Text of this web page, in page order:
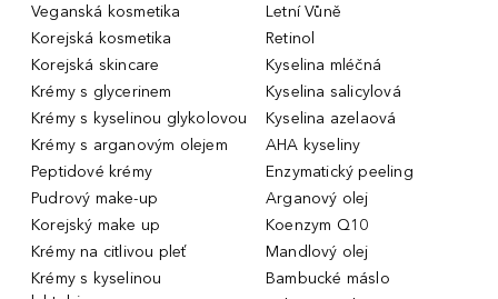
Veganská kosmetika
Korejská kosmetika
Korejská skincare
Krémy s glycerinem
Krémy s kyselinou glykolovou
Krémy s arganovým olejem
Peptidové krémy
Pudrový make-up
Korejský make up
Krémy na citlivou pleť
Krémy s kyselinou
Letní Vůně
Retinol
Kyselina mléčná
Kyselina salicylová
Kyselina azelaová
AHA kyseliny
Enzymatický peeling
Arganový olej
Koenzym Q10
Mandlový olej
Bambucké máslo